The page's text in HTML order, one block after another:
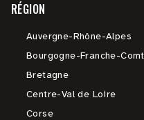
RÉGION
Auvergne-Rhône-Alpes
Bourgogne-Franche-
Bretagne
Centre-Val de Loire
Corse